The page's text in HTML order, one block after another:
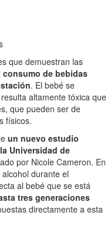
que demuestran las
de bebidas
. El bebé se
altamente tóxica que
que pueden ser de
físicos.
un nuevo estudio
Universidad de
por Nicole Cameron. En
durante el
al bebé que se está
tres generaciones
directamente a esta